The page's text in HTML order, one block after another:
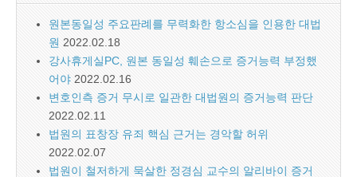
원본동일성 주요판례를 무력화한 항소심을 인용한 대법
원 2022.02.18
강사휴게실PC, 원본 동일성 훼손으로 증거능력 부정했
어야 2022.02.16
변호인측 증거 무시로 일관한 대법원의 증거능력 판단
2022.02.11
법원의 표창장 유죄 핵심 근거는 경악할 허위
2022.02.07
법원이 철저하게 묵살한 정경심 교수의 알리바이 증거